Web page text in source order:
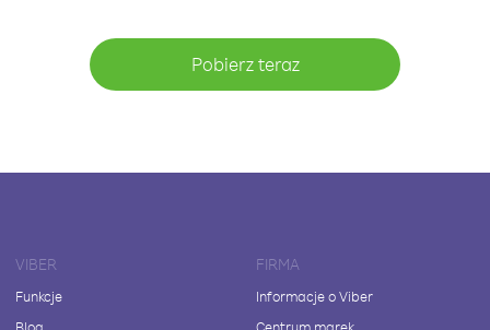
Pobierz teraz
VIBER
Funkcje
FIRMA
Informacje o Viber